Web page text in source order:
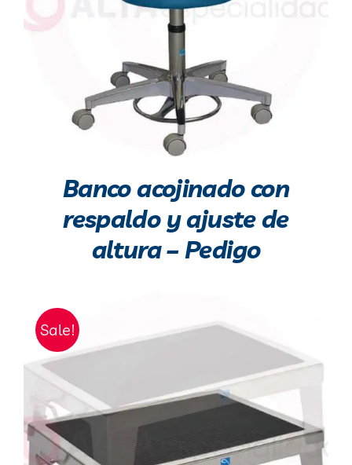
Banco acojinado con
respaldo y ajuste de
altura – Pedigo
Sale!